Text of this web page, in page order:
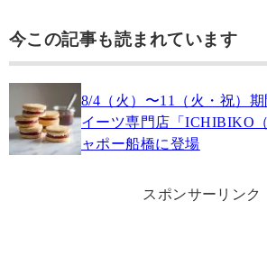
今この記事も読まれています
8/4（火）〜11（火・祝）
イーツ専門店「ICHIBIKO
ャポー船橋に登場
スポンサーリンク